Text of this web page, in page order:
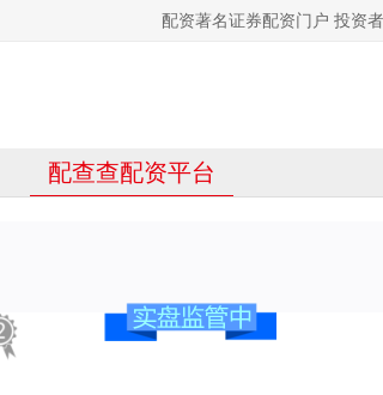
配资著名证券配资门户 投资
配查查配资平台